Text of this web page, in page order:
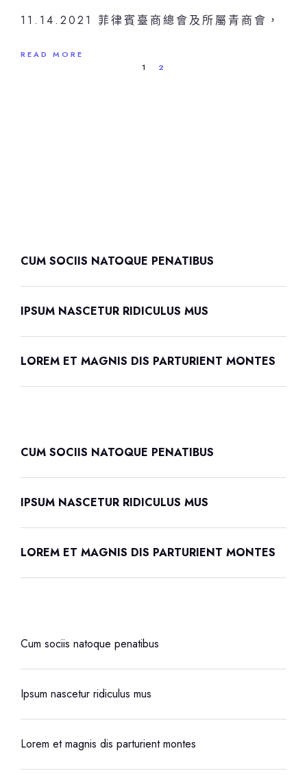
11.14.2021 菲律賓臺商總會及所屬青商會，
READ MORE
1
2
CUM SOCIIS NATOQUE PENATIBUS
IPSUM NASCETUR RIDICULUS MUS
LOREM ET MAGNIS DIS PARTURIENT MONTES
CUM SOCIIS NATOQUE PENATIBUS
IPSUM NASCETUR RIDICULUS MUS
LOREM ET MAGNIS DIS PARTURIENT MONTES
Cum sociis natoque penatibus
Ipsum nascetur ridiculus mus
Lorem et magnis dis parturient montes